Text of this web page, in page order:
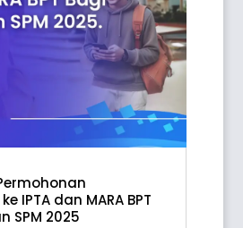
IPTA dan MARA BPT
SPM 2025